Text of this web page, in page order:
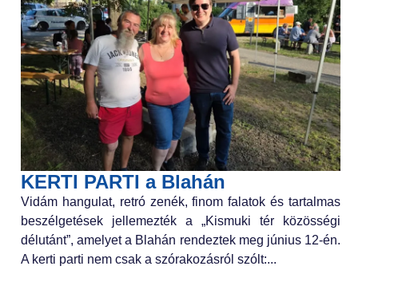
KERTI PARTI a Blahán
Vidám hangulat, retró zenék, finom falatok és tartalmas
beszélgetések jellemezték a „Kismuki tér közösségi
délutánt”, amelyet a Blahán rendeztek meg június 12-én.
A kerti parti nem csak a szórakozásról szólt:...